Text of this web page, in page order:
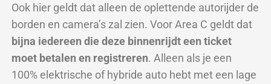
Ook hier geldt dat alleen de oplettende autorijder de
borden en camera’s zal zien. Voor Area C geldt dat
bijna iedereen die deze binnenrijdt een ticket
moet betalen en registreren. Alleen als je een
100% elektrische of hybride auto hebt met een lage